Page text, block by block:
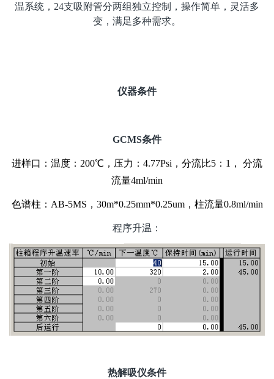
温系统，24支吸附管分两组独立控制，操作简单，灵活多
变，满足多种需求。
仪器条件
GCMS条件
进样口：温度：200℃，压力：4.77Psi，分流比5：1， 分流
流量4ml/min
色谱柱：AB-5MS，30m*0.25mm*0.25um，柱流量0.8ml/min
程序升温：
热解吸仪条件